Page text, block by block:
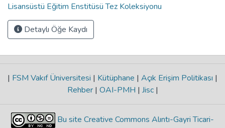
Lisansüstü Eğitim Enstitüsü Tez Koleksiyonu
Detaylı Öğe Kaydı
| FSM Vakıf Üniversitesi | Kütüphane | Açık Erişim Politikası |
Rehber | OAI-PMH | Jisc |
Bu site Creative Commons Alıntı-Gayri Ticari-